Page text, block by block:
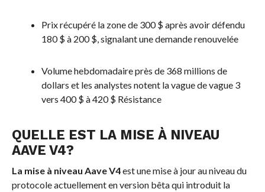
Prix ​​récupéré la zone de 300 $ après avoir défendu
180 $ à 200 $, signalant une demande renouvelée
Volume hebdomadaire près de 368 millions de
dollars et les analystes notent la vague de vague 3
vers 400 $ à 420 $ Résistance
QUELLE EST LA MISE À NIVEAU
AAVE V4?
La mise à niveau Aave V4est une mise à jour au niveau du
protocole actuellement en version bêta qui introduit la